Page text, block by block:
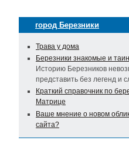
город Березники
Трава у дома
Березники знакомые и
Историю Березников
представить без легенд и
Краткий справочник по
Матрице
Ваше мнение о новом
сайта?